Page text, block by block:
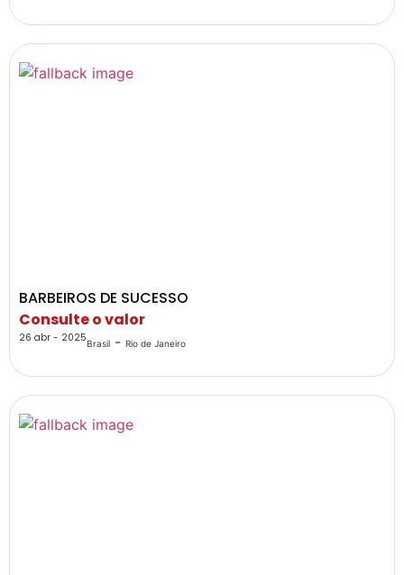
BARBEIROS DE SUCESSO
Consulte o valor
26 abr - 2025Brasil - Rio de Janeiro